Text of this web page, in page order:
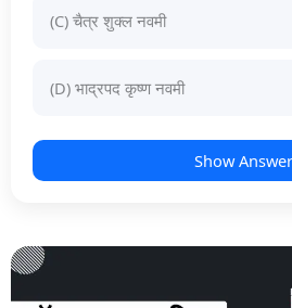
(C) चैत्र शुक्ल नवमी
(D) भाद्रपद कृष्ण नवमी
Show Answer